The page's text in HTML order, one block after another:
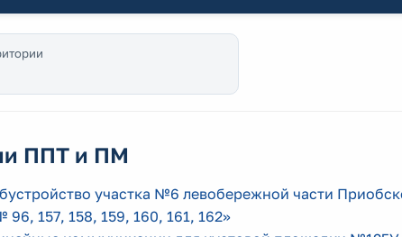
ППТ и ПМ
участка №6 левобережной части
157, 158, 159, 160, 161, 162»